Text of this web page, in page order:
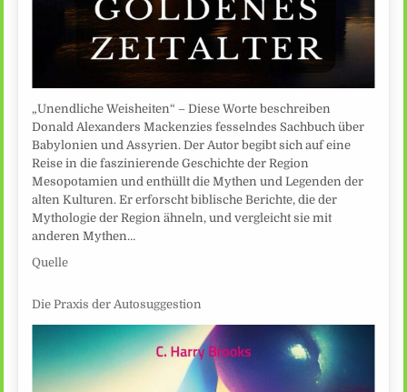
„Unendliche Weisheiten“ – Diese Worte beschreiben
Donald Alexanders Mackenzies fesselndes Sachbuch über
Babylonien und Assyrien. Der Autor begibt sich auf eine
Reise in die faszinierende Geschichte der Region
Mesopotamien und enthüllt die Mythen und Legenden der
alten Kulturen. Er erforscht biblische Berichte, die der
Mythologie der Region ähneln, und vergleicht sie mit
anderen Mythen…
Quelle
Die Praxis der Autosuggestion